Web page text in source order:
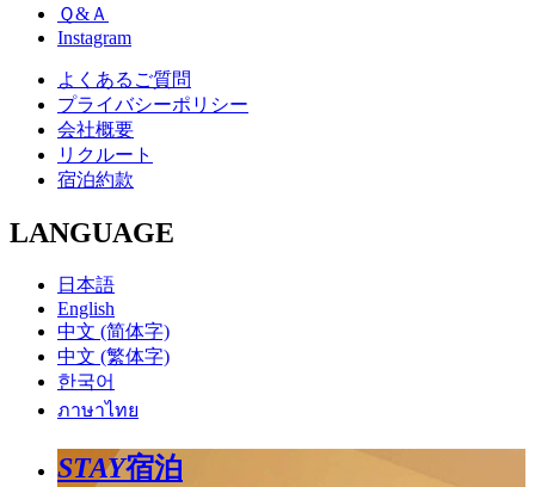
Ｑ&Ａ
Instagram
よくあるご質問
プライバシーポリシー
会社概要
リクルート
宿泊約款
LANGUAGE
日本語
English
中文 (简体字)
中文 (繁体字)
한국어
ภาษาไทย
STAY宿泊